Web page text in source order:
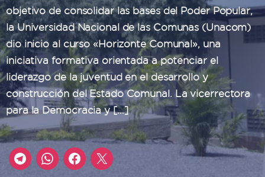
objetivo de consolidar las bases del Poder Popular,
la Universidad Nacional de las Comunas (Unacom)
dio inicio al curso «Horizonte Comunal», una
iniciativa formativa orientada a potenciar el
liderazgo de la juventud en el desarrollo y
construcción del Estado Comunal. La vicerrectora
para la Democracia y […]